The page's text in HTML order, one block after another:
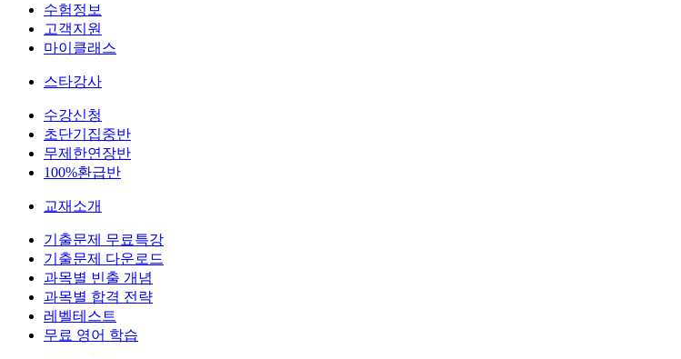
수험정보
고객지원
마이클래스
스타강사
수강신청
초단기집중반
무제한연장반
100%환급반
교재소개
기출문제 무료특강
기출문제 다운로드
과목별 빈출 개념
과목별 합격 전략
레벨테스트
무료 영어 학습